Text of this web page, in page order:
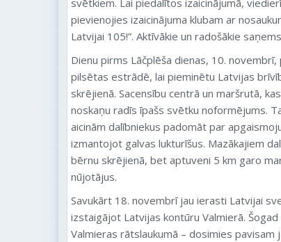
pievienojies izaicinājuma klubam ar
Latvijai 105!”. Aktīvākie un radošākie
Dienu pirms Lāčplēša dienas, 10.
pilsētas estrādē, lai pieminētu Latvijas
skrējienā. Sacensību centrā un maršrutā,
noskaņu radīs īpašs svētku noformējums.
aicinām dalībniekus padomāt par
izmantojot galvas lukturīšus. Mazākajiem
bērnu skrējienā, bet aptuveni 5 km garo
nūjotājus.
Savukārt 18. novembrī jau ierasti Latvijai
izstaigājot Latvijas kontūru Valmierā.
Valmieras rātslaukumā – dosimies